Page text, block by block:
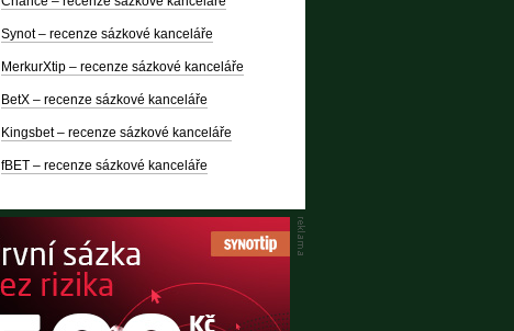
Synot – recenze sázkové kanceláře
MerkurXtip – recenze sázkové kanceláře
BetX – recenze sázkové kanceláře
Kingsbet – recenze sázkové kanceláře
fBET – recenze sázkové kanceláře